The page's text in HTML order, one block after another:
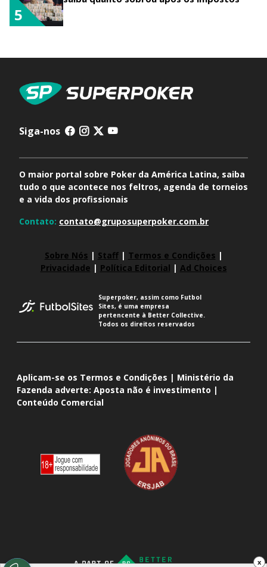
5
x
Siga-nos
O maior portal sobre Poker da América Latina, saiba
tudo o que acontece nos feltros, agenda de torneios
e a vida dos profissionais
Contato: contato@gruposuperpoker.com.br
Sobre Nós | Staff| Termos e Condições |
Privacidade | Política Editorial | Ad Choices
Superpoker, assim como Futbol
Sites, é uma empresa
pertencente à Better Collective.
Todos os direitos reservados
Aplicam-se os Termos e Condições | Ministério da
Fazenda adverte: Aposta não é investimento |
Conteúdo Comercial